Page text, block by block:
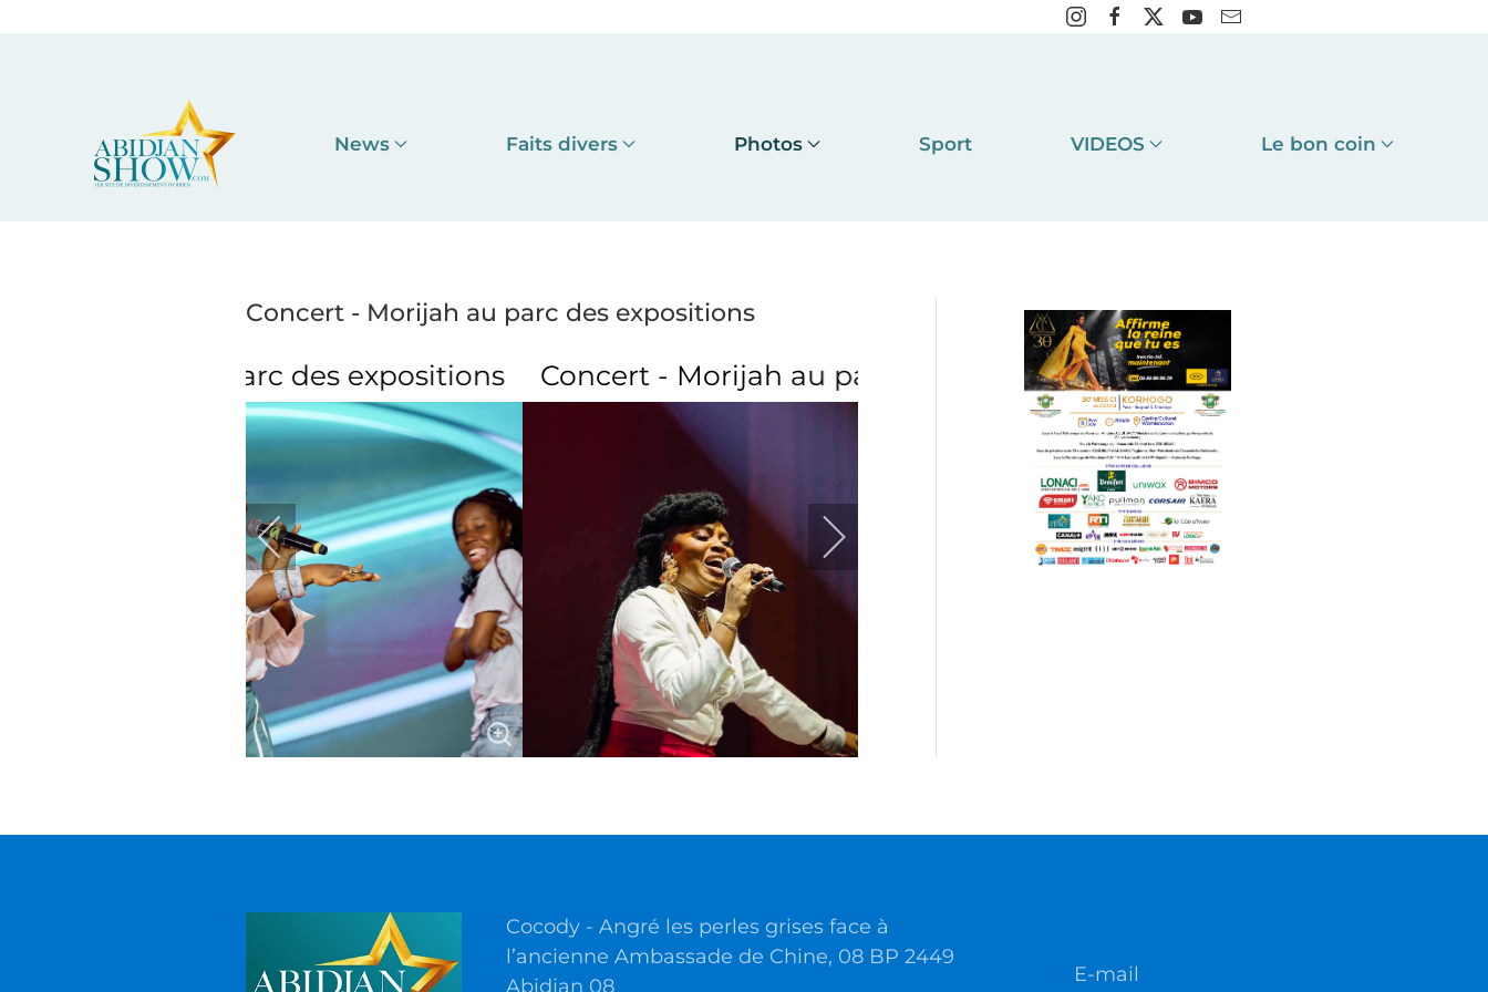
News Faits divers Photos Sport VIDEOS Le bon coin
Concert - Morijah au parc des expositions
Concert - Morijah au parc des expositions
Cocody - Angré les perles grises face à
l’ancienne Ambassade de Chine, 08 BP 2449
Abidjan 08
E-mail